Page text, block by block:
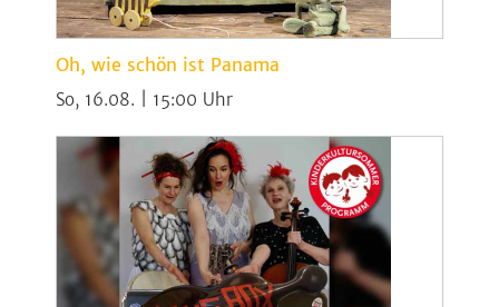
Oh, wie schön ist Panama
So, 16.08. | 15:00